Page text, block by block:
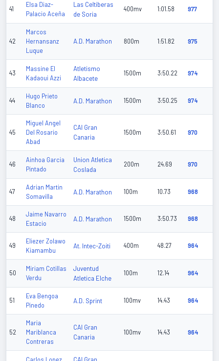
41
Elsa Diaz-
Palacio Aceña
Las Celtiberas
de Soria
400mv 1:01.58 977
42
Marcos
Hernansanz
Luque
A.D. Marathon 800m 1:51.82 975
43
Massine El
Kadaoui Azzi
Atletismo
Albacete
1500m 3:50.22 974
44
Hugo Prieto
Blanco
A.D. Marathon 1500m 3:50.25 974
45
Miguel Angel
Del Rosario
Abad
CAI Gran
Canaria
1500m 3:50.61 970
46
Ainhoa Garcia
Pintado
Union Atletica
Coslada
200m 24.69 970
47
Adrian Martin
Somavilla
A.D. Marathon 100m 10.73 968
48
Jaime Navarro
Estacio
A.D. Marathon 1500m 3:50.73 968
49
Eliezer Zolawo
Kiamambu
At. Intec-Zoiti 400m 48.27 964
50
Miriam Cotillas
Verdu
Juventud
Atletica Elche
100m 12.14 964
51
Eva Bengoa
Pinedo
A.D. Sprint 100mv 14.43 964
52
Maria
Mariblanca
Contreras
CAI Gran
Canaria
100mv 14.43 964